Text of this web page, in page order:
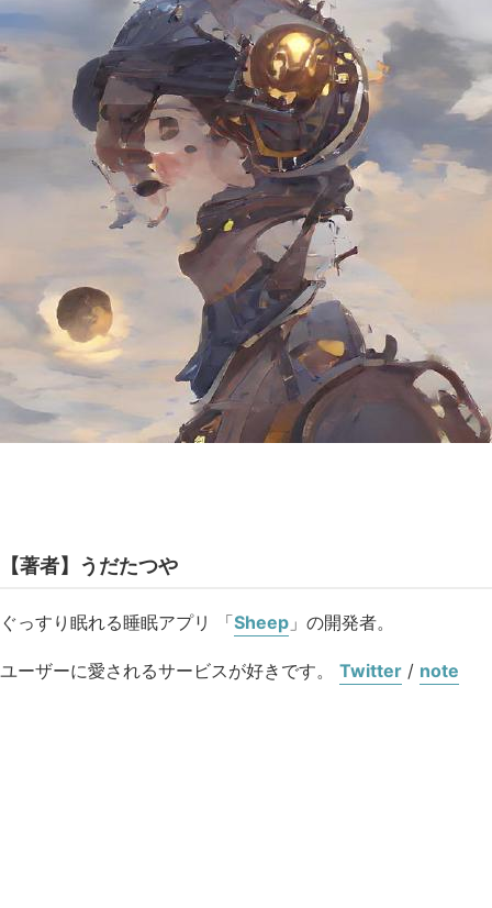
【著者】うだたつや
ぐっすり眠れる睡眠アプリ 「Sheep 」の開発者。
ユーザーに愛されるサービスが好きです。 Twitter / note